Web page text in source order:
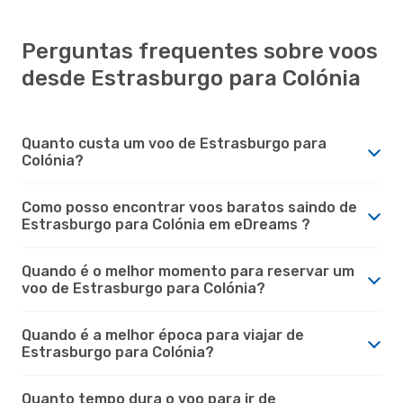
Perguntas frequentes sobre voos
desde Estrasburgo para Colónia
Quanto custa um voo de Estrasburgo para
Colónia?
Como posso encontrar voos baratos saindo de
Estrasburgo para Colónia em eDreams ?
Quando é o melhor momento para reservar um
voo de Estrasburgo para Colónia?
Quando é a melhor época para viajar de
Estrasburgo para Colónia?
Quanto tempo dura o voo para ir de